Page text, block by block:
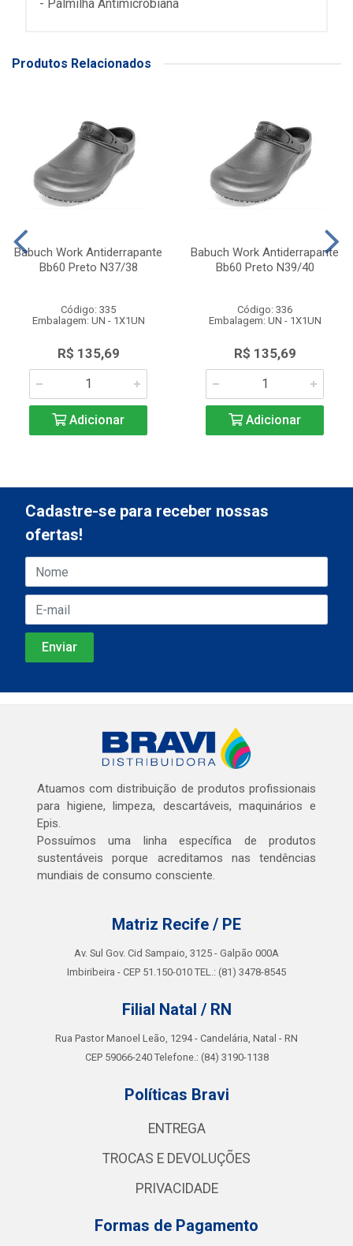
- Palmilha Antimicrobiana
Produtos Relacionados
Babuch Work Antiderrapante
Bb60 Preto N37/38
Código: 335
Embalagem: UN - 1X1UN
R$ 135,69
Adicionar
Babuch Work Antiderrapante
Bb60 Preto N39/40
Código: 336
Embalagem: UN - 1X1UN
R$ 135,69
Adicionar
Cadastre-se para receber nossas
ofertas!
Atuamos com distribuição de produtos profissionais
para higiene, limpeza, descartáveis, maquinários e
Epis.
Possuímos uma linha específica de produtos
sustentáveis porque acreditamos nas tendências
mundiais de consumo consciente.
Matriz Recife / PE
Av. Sul Gov. Cid Sampaio, 3125 - Galpão 000A
Imbiribeira - CEP 51.150-010 TEL.: (81) 3478-8545
Filial Natal / RN
Rua Pastor Manoel Leão, 1294 - Candelária, Natal - RN
CEP 59066-240 Telefone.: (84) 3190-1138
Políticas Bravi
ENTREGA
TROCAS E DEVOLUÇÕES
PRIVACIDADE
Formas de Pagamento